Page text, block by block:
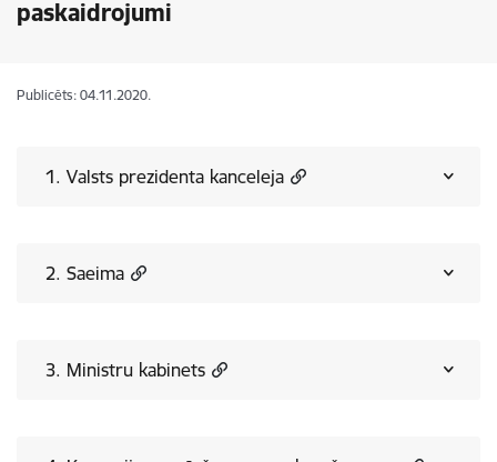
paskaidrojumi
Publicēts: 04.11.2020.
1. Valsts prezidenta kanceleja
2. Saeima
3. Ministru kabinets